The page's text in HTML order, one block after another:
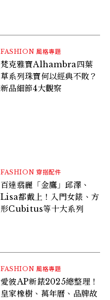
FASHION 風格專題
梵克雅寶Alhambra四葉
草系列珠寶何以經典不敗？
新品細節4大觀察
FASHION 穿搭配件
百達翡麗「金鷹」邱澤、
Lisa都戴上！入門女錶、方
形Cubitus等十大系列
FASHION 風格專題
愛彼AP新錶2025總整理！
皇家橡樹、萬年曆、品牌故